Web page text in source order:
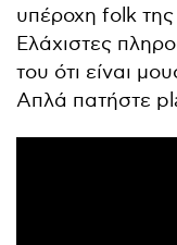
υπέροχη folk
Ελάχιστες
του ότι είναι
Απλά πατήστε